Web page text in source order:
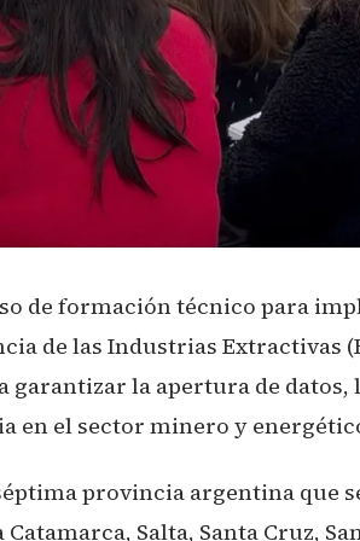
de formación técnico para
de las Industrias Extractivas
la apertura de datos,
en el sector minero y
provincia argentina que
Salta, Santa Cruz,